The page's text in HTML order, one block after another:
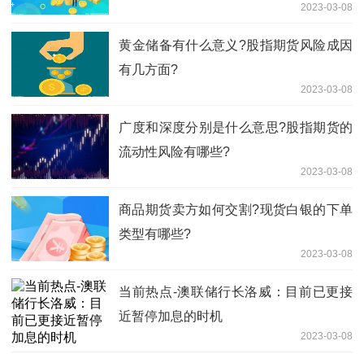
2023-03-08
​黄金储备有什么意义?股指期货风险成因
有几方面?
2023-03-08
​广度和深度分别是什么意思?股指期货的
流动性风险有哪些?
2023-03-08
商品期货卖方如何交割?现货白银的下单
类型有哪些?
2023-03-08
当前热点-澳联储行长洛威：目前已更接
近暂停加息的时机
2023-03-08